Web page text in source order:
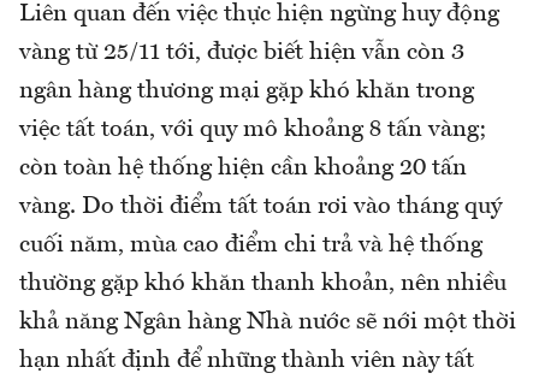
Liên quan đến việc thực hiện ngừng huy động
vàng từ 25/11 tới, được biết hiện vẫn còn 3
ngân hàng thương mại gặp khó khăn trong
việc tất toán, với quy mô khoảng 8 tấn vàng;
còn toàn hệ thống hiện cần khoảng 20 tấn
vàng. Do thời điểm tất toán rơi vào tháng quý
cuối năm, mùa cao điểm chi trả và hệ thống
thường gặp khó khăn thanh khoản, nên nhiều
khả năng Ngân hàng Nhà nước sẽ nới một thời
hạn nhất định để những thành viên này tất